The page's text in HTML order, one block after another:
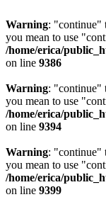
Warning: "continue"
you mean to use
/home/erica/
on line 9386
Warning: "continue"
you mean to use
/home/erica/
on line 9394
Warning: "continue"
you mean to use
/home/erica/
on line 9399